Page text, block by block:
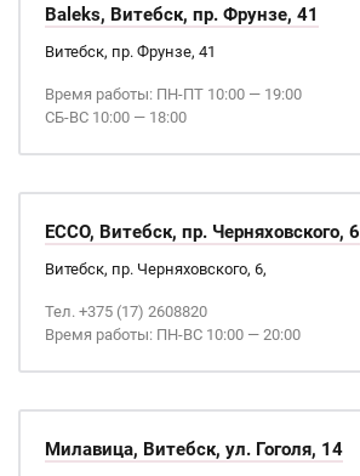
Baleks, Витебск, пр. Фрунзе, 41
Витебск, пр. Фрунзе, 41
Время работы: ПН-ПТ 10:00 — 19:00
СБ-ВС 10:00 — 18:00
ECCO, Витебск, пр. Черняховского, 6
Витебск, пр. Черняховского, 6,
Тел. +375 (17) 2608820
Время работы: ПН-ВС 10:00 — 20:00
Милавица, Витебск, ул. Гоголя, 14